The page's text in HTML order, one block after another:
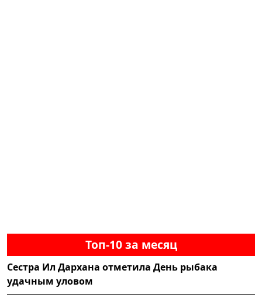
Топ-10 за месяц
Сестра Ил Дархана отметила День рыбака
удачным уловом